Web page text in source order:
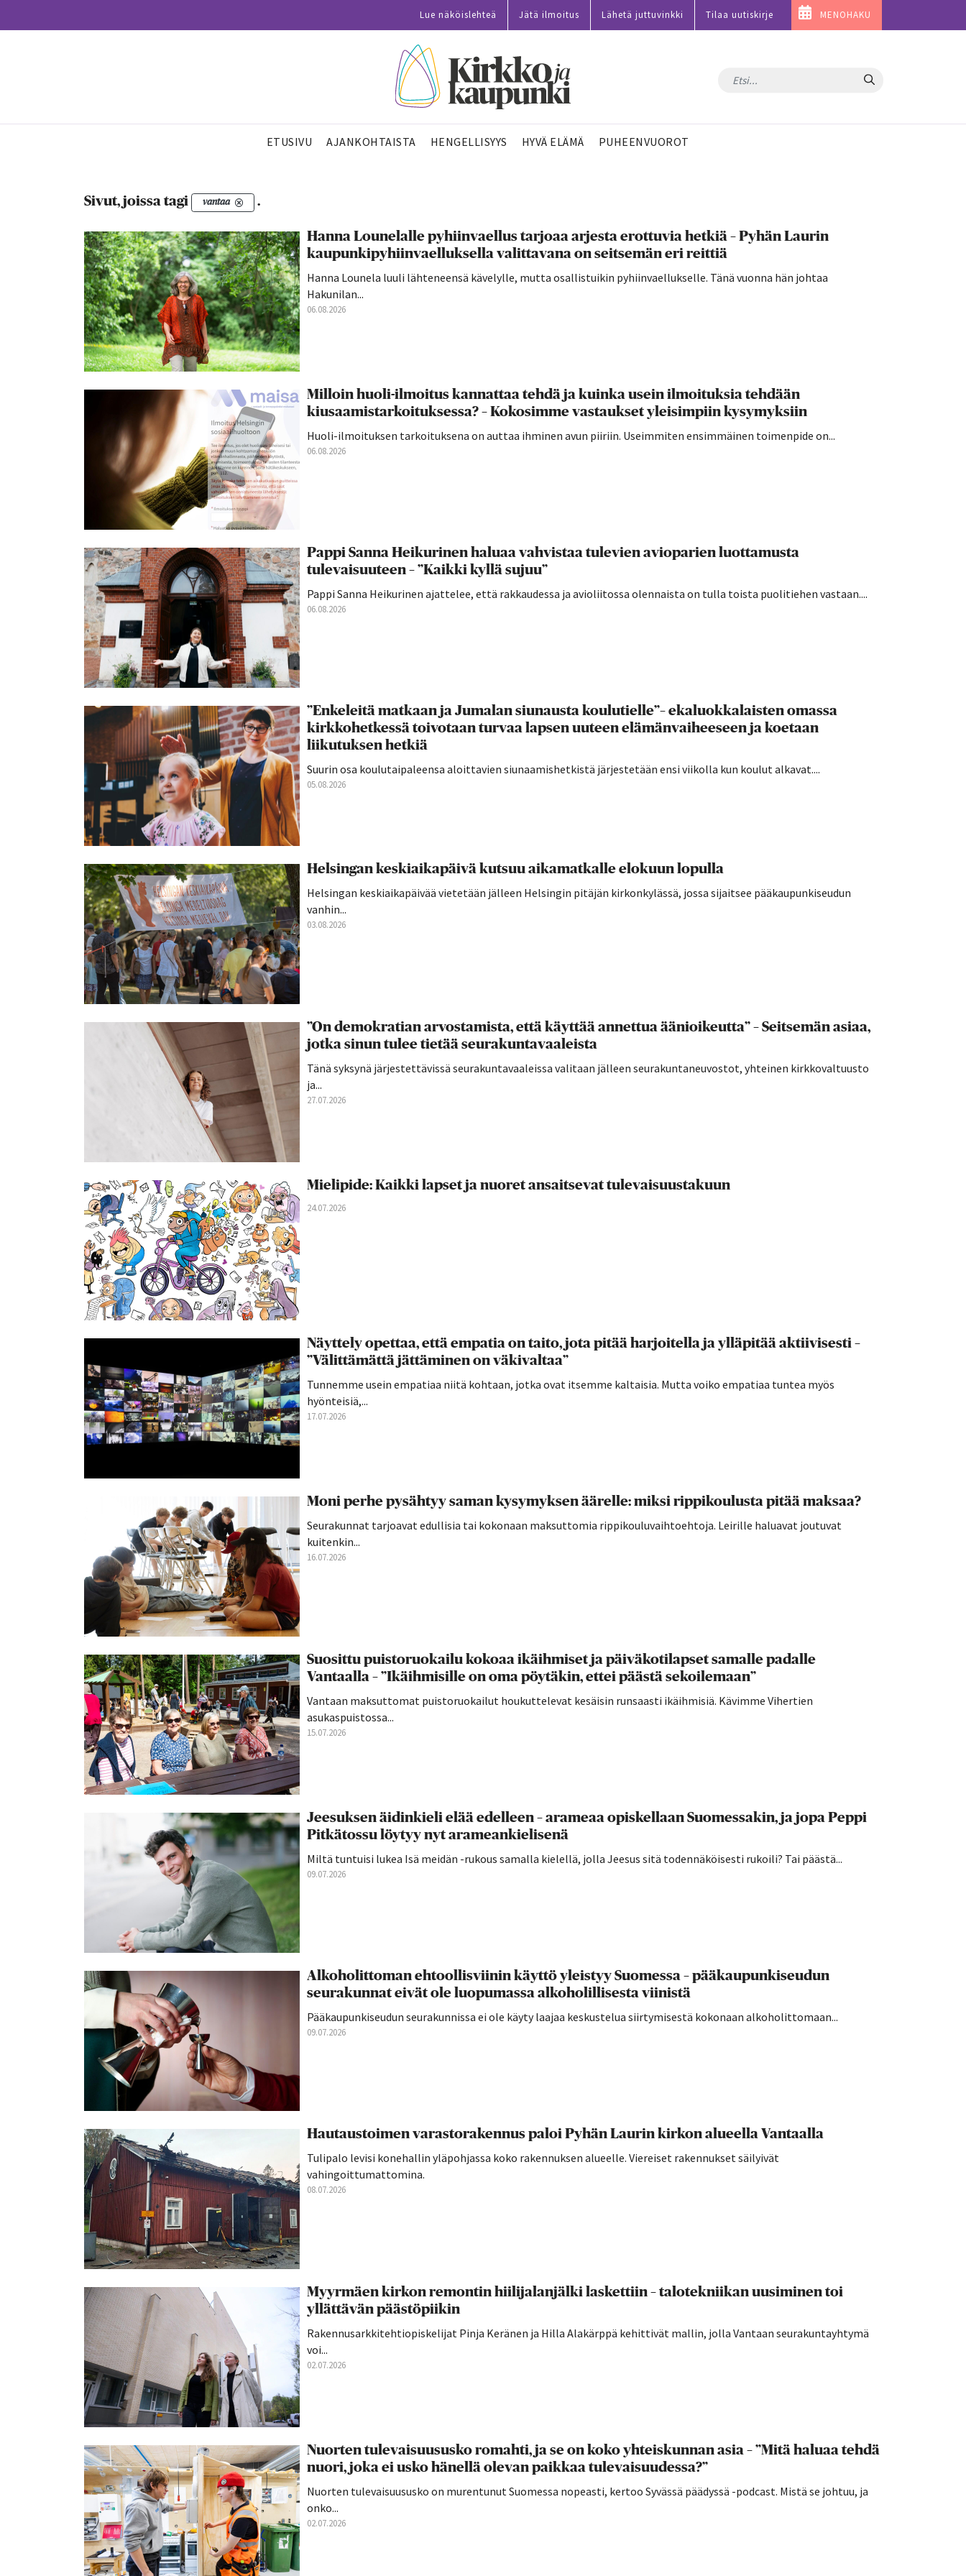
Lue näköislehteä Jätä ilmoitus Lähetä juttuvinkki Tilaa uutiskirje MENOHAKU
Hae
ETUSIVU AJANKOHTAISTA HENGELLISYYS HYVÄ ELÄMÄ PUHEENVUOROT
Sivut, joissa tagi vantaa .
Hanna Lounelalle pyhiinvaellus tarjoaa arjesta erottuvia hetkiä – Pyhän Laurin
kaupunkipyhiinvaelluksella valittavana on seitsemän eri reittiä
Hanna Lounela luuli lähteneensä kävelylle, mutta osallistuikin pyhiinvaellukselle. Tänä vuonna hän johtaa
Hakunilan...
06.08.2026
Milloin huoli-ilmoitus kannattaa tehdä ja kuinka usein ilmoituksia tehdään
kiusaamistarkoituksessa? – Kokosimme vastaukset yleisimpiin kysymyksiin
Huoli-ilmoituksen tarkoituksena on auttaa ihminen avun piiriin. Useimmiten ensimmäinen toimenpide on...
06.08.2026
Pappi Sanna Heikurinen haluaa vahvistaa tulevien avioparien luottamusta
tulevaisuuteen – ”Kaikki kyllä sujuu”
Pappi Sanna Heikurinen ajattelee, että rakkaudessa ja avioliitossa olennaista on tulla toista puolitiehen vastaan....
06.08.2026
”Enkeleitä matkaan ja Jumalan siunausta koulutielle”– ekaluokkalaisten omassa
kirkkohetkessä toivotaan turvaa lapsen uuteen elämänvaiheeseen ja koetaan
liikutuksen hetkiä
Suurin osa koulutaipaleensa aloittavien siunaamishetkistä järjestetään ensi viikolla kun koulut alkavat....
05.08.2026
Helsingan keskiaikapäivä kutsuu aikamatkalle elokuun lopulla
Helsingan keskiaikapäivää vietetään jälleen Helsingin pitäjän kirkonkylässä, jossa sijaitsee pääkaupunkiseudun
vanhin...
03.08.2026
”On demokratian arvostamista, että käyttää annettua äänioikeutta” – Seitsemän asiaa,
jotka sinun tulee tietää seurakuntavaaleista
Tänä syksynä järjestettävissä seurakuntavaaleissa valitaan jälleen seurakuntaneuvostot, yhteinen kirkkovaltuusto
ja...
27.07.2026
Mielipide: Kaikki lapset ja nuoret ansaitsevat tulevaisuustakuun
24.07.2026
Näyttely opettaa, että empatia on taito, jota pitää harjoitella ja ylläpitää aktiivisesti –
”Välittämättä jättäminen on väkivaltaa”
Tunnemme usein empatiaa niitä kohtaan, jotka ovat itsemme kaltaisia. Mutta voiko empatiaa tuntea myös
hyönteisiä,...
17.07.2026
Moni perhe pysähtyy saman kysymyksen äärelle: miksi rippikoulusta pitää maksaa?
Seurakunnat tarjoavat edullisia tai kokonaan maksuttomia rippikouluvaihtoehtoja. Leirille haluavat joutuvat
kuitenkin...
16.07.2026
Suosittu puistoruokailu kokoaa ikäihmiset ja päiväkotilapset samalle padalle
Vantaalla – ”Ikäihmisille on oma pöytäkin, ettei päästä sekoilemaan”
Vantaan maksuttomat puistoruokailut houkuttelevat kesäisin runsaasti ikäihmisiä. Kävimme Vihertien
asukaspuistossa...
15.07.2026
Jeesuksen äidinkieli elää edelleen – arameaa opiskellaan Suomessakin, ja jopa Peppi
Pitkätossu löytyy nyt arameankielisenä
Miltä tuntuisi lukea Isä meidän -rukous samalla kielellä, jolla Jeesus sitä todennäköisesti rukoili? Tai päästä...
09.07.2026
Alkoholittoman ehtoollisviinin käyttö yleistyy Suomessa – pääkaupunkiseudun
seurakunnat eivät ole luopumassa alkoholillisesta viinistä
Pääkaupunkiseudun seurakunnissa ei ole käyty laajaa keskustelua siirtymisestä kokonaan alkoholittomaan...
09.07.2026
Hautaustoimen varastorakennus paloi Pyhän Laurin kirkon alueella Vantaalla
Tulipalo levisi konehallin yläpohjassa koko rakennuksen alueelle. Viereiset rakennukset säilyivät
vahingoittumattomina.
08.07.2026
Myyrmäen kirkon remontin hiilijalanjälki laskettiin – talotekniikan uusiminen toi
yllättävän päästöpiikin
Rakennusarkkitehtiopiskelijat Pinja Keränen ja Hilla Alakärppä kehittivät mallin, jolla Vantaan seurakuntayhtymä
voi...
02.07.2026
Nuorten tulevaisuususko romahti, ja se on koko yhteiskunnan asia – ”Mitä haluaa tehdä
nuori, joka ei usko hänellä olevan paikkaa tulevaisuudessa?”
Nuorten tulevaisuususko on murentunut Suomessa nopeasti, kertoo Syvässä päädyssä -podcast. Mistä se johtuu, ja
onko...
02.07.2026